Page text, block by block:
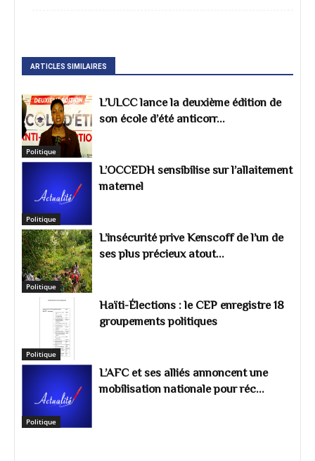
ARTICLES SIMILAIRES
Politique
L’ULCC lance la deuxième édition de
son école d’été anticorr...
Politique
L’OCCEDH sensibilise sur l’allaitement
maternel
Politique
L’insécurité prive Kenscoff de l’un de
ses plus précieux atout...
Politique
Haïti-Élections : le CEP enregistre 18
groupements politiques
Politique
L’AFC et ses alliés annoncent une
mobilisation nationale pour réc...